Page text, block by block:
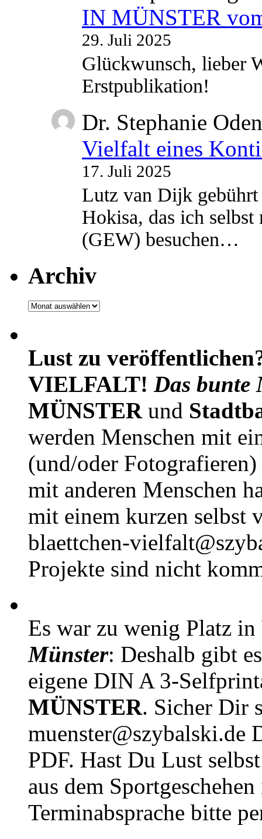
IN MÜNSTER
29. Juli 2025
Glückwunsch, lieber
Erstpublikation!
Dr. Stephanie
Vielfalt eines
17. Juli 2025
Lutz van Dijk
Hokisa, das ich
(GEW) besuchen…
Archiv
Archiv
Lust zu
VIELFALT! Das bunte
MÜNSTERund
werden Menschen mit
(und/oder
mit anderen Menschen
mit einem kurzen selbst
blaettchen-
Projekte sind nicht
Es war zu wenig Platz in
Münster: Deshalb gibt
eigene DIN A 3-
MÜNSTER. Sicher Dir
muenster@szybalski.de
PDF. Hast Du Lust
aus dem
Terminabsprache bitte